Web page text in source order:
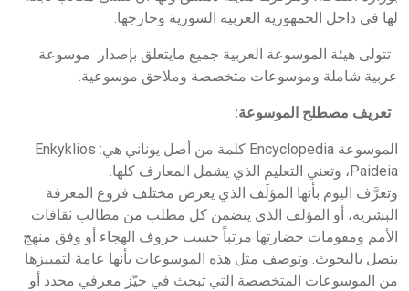
لها في داخل الجمهورية العربية السورية وخارجها.
تتولى هيئة الموسوعة العربية جميع مايتعلق بإصدار موسوعة
عربية شاملة وموسوعات متخصصة وملاحق موسوعية.
تعريف مصطلح الموسوعة:
الموسوعة Encyclopedia كلمة من أصل يوناني هي: Enkyklios
Paideia ، وتعني التعليم الذي يشمل المعارف كلها.
وتعرَّف اليوم بأنها المؤلَف الذي يعرض مختلف فروع المعرفة
البشرية، أو المؤلف الذي يتضمن كل مطلب من مطالب ثقافات
الأمم ومقومات حضارتها مرتباً حسب حروف الهجاء أو وفق منهج
يتصل بالبحوث. وتوصف مثل هذه الموسوعات بأنها عامة لتمييزها
من الموسوعات المتخصصة التي تبحث في حيّز معرفي محدد أو